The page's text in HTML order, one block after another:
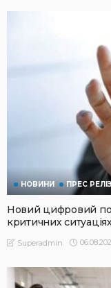
НОВИНИ ПРЕС
Новий цифровий
критичних
Superadmin